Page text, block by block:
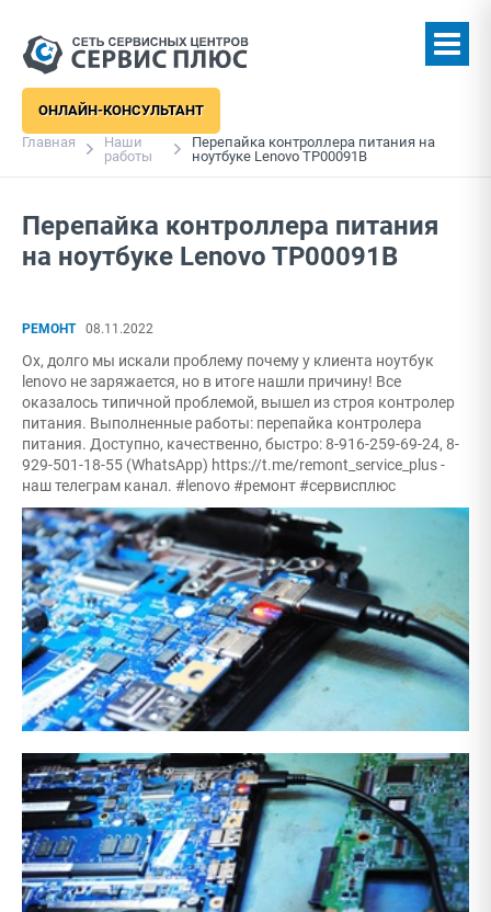
ОНЛАЙН-КОНСУЛЬТАНТ
Главная
Наши
работы
Перепайка контроллера питания на
ноутбуке Lenovo TP00091B
Перепайка контроллера питания
на ноутбуке Lenovo TP00091B
РЕМОНТ 08.11.2022
Ох, долго мы искали проблему почему у клиента ноутбук
lenovo не заряжается, но в итоге нашли причину! Все
оказалось типичной проблемой, вышел из строя контролер
питания. Выполненные работы: перепайка контролера
питания. Доступно, качественно, быстро: 8-916-259-69-24, 8-
929-501-18-55 (WhatsApp) https://t.me/remont_service_plus -
наш телеграм канал. #lenovo #ремонт #сервисплюс